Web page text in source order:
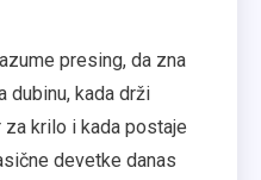
presing, da zna
dubinu, kada drži
krilo i kada postaje
devetke danas